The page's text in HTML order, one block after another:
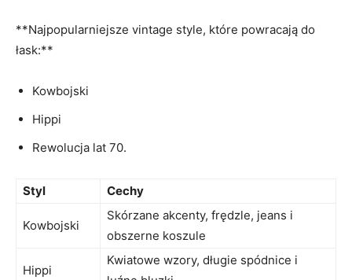
**Najpopularniejsze ⁤vintage style, które powracają ⁢do
łask:**
Kowbojski
Hippi
Rewolucja lat 70.
Styl Cechy
Kowbojski
Skórzane⁤ akcenty,⁢ frędzle, jeans i
obszerne koszule
Hippi
Kwiatowe ⁣wzory, długie spódnice i